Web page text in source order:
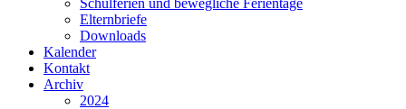
Schulferien und bewegliche Ferientage
Elternbriefe
Downloads
Kalender
Kontakt
Archiv
2024